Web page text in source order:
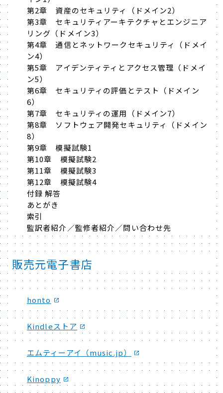
第2章 資産のセキュリティ（ドメイン2）
第3章 セキュリティアーキテクチャとエンジニア
リング（ドメイン3）
第4章 通信とネットワークセキュリティ（ドメイ
ン4）
第5章 アイデンティティとアクセス管理（ドメイ
ン5）
第6章 セキュリティの評価とテスト（ドメイン
6）
第7章 セキュリティの運用（ドメイン7）
第8章 ソフトウェア開発セキュリティ（ドメイン
8）
第9章 模擬試験1
第10章 模擬試験2
第11章 模擬試験3
第12章 模擬試験4
付録 解答
あとがき
索引
監訳者紹介／監修者紹介／問い合わせ先
販売元電子書店
honto
Kindleストア
エムティーアイ（music.jp）
Kinoppy